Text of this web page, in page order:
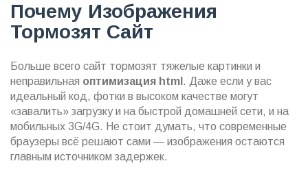
Почему Изображения
Тормозят Сайт
Больше всего сайт тормозят тяжелые картинки и
неправильная оптимизация html . Даже если у вас
идеальный код, фотки в высоком качестве могут
«завалить» загрузку и на быстрой домашней сети, и на
мобильных 3G/4G. Не стоит думать, что современные
браузеры всё решают сами — изображения остаются
главным источником задержек.